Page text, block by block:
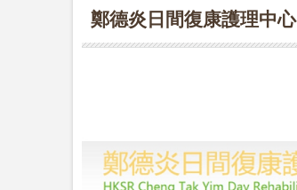
鄭德炎日間復康護理中心